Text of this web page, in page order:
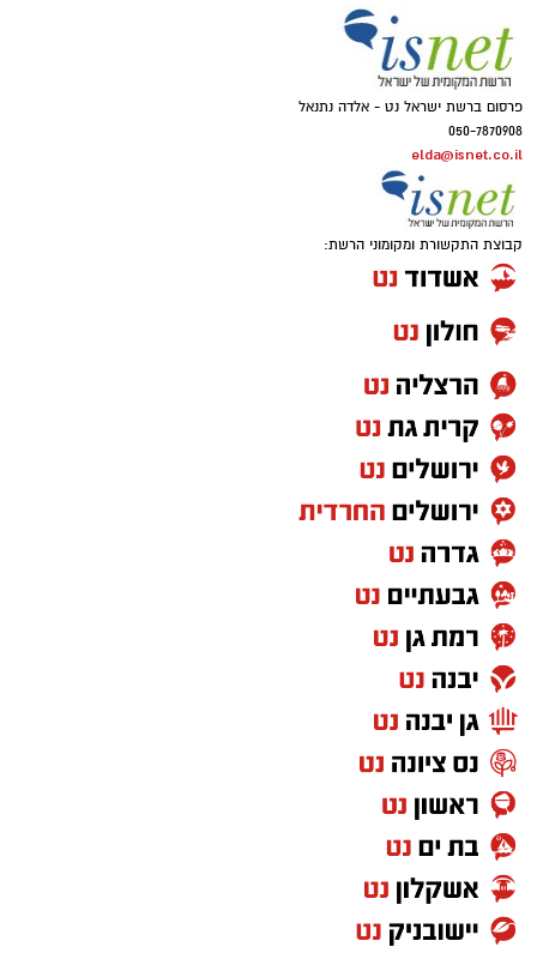
פרסום ברשת ישראל נט - אלדה נתנאל
050-7870908
elda@isnet.co.il
קבוצת התקשורת ומקומוני הרשת: